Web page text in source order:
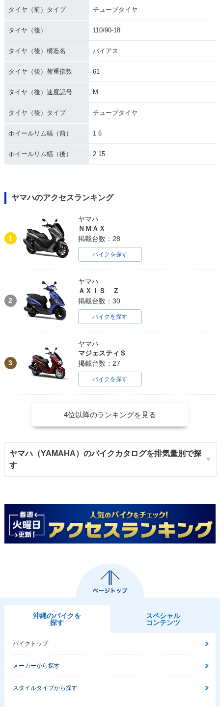
タイヤ（前）タイプ チューブタイヤ
タイヤ（後） 110/90-18
タイヤ（後）構造名 バイアス
タイヤ（後）荷重指数 61
タイヤ（後）速度記号 M
タイヤ（後）タイプ チューブタイヤ
ホイールリム幅（前） 1.6
ホイールリム幅（後） 2.15
ヤマハのアクセスランキング
1
ヤマハ
ＮＭＡＸ
掲載台数：28
バイクを探す
2
ヤマハ
ＡＸＩＳ Ｚ
掲載台数：30
バイクを探す
3
ヤマハ
マジェスティＳ
掲載台数：27
バイクを探す
4位以降のランキングを見る
ヤマハ（YAMAHA）のバイクカタログを排気量別で探
す
沖縄のバイクを
探す
スペシャル
コンテンツ
バイクトップ
メーカーから探す
スタイルタイプから探す